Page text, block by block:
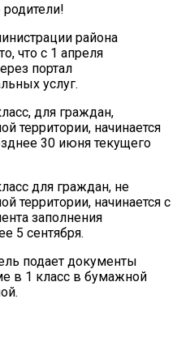
района
что с 1 апреля
портал
услуг.
для граждан,
территории, начинается
30 июня текущего
для граждан, не
территории, начинается с
заполнения
5 сентября.
подает документы
в 1 класс в бумажной